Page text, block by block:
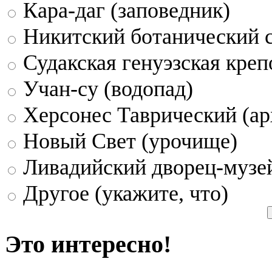
Кара-даг (заповедник)
Никитский ботанический
Судакская генуэзская
Учан-су (водопад)
Херсонес Таврический
Новый Свет (урочище)
Ливадийский дворец-
Другое (укажите, что)
Это интересно!